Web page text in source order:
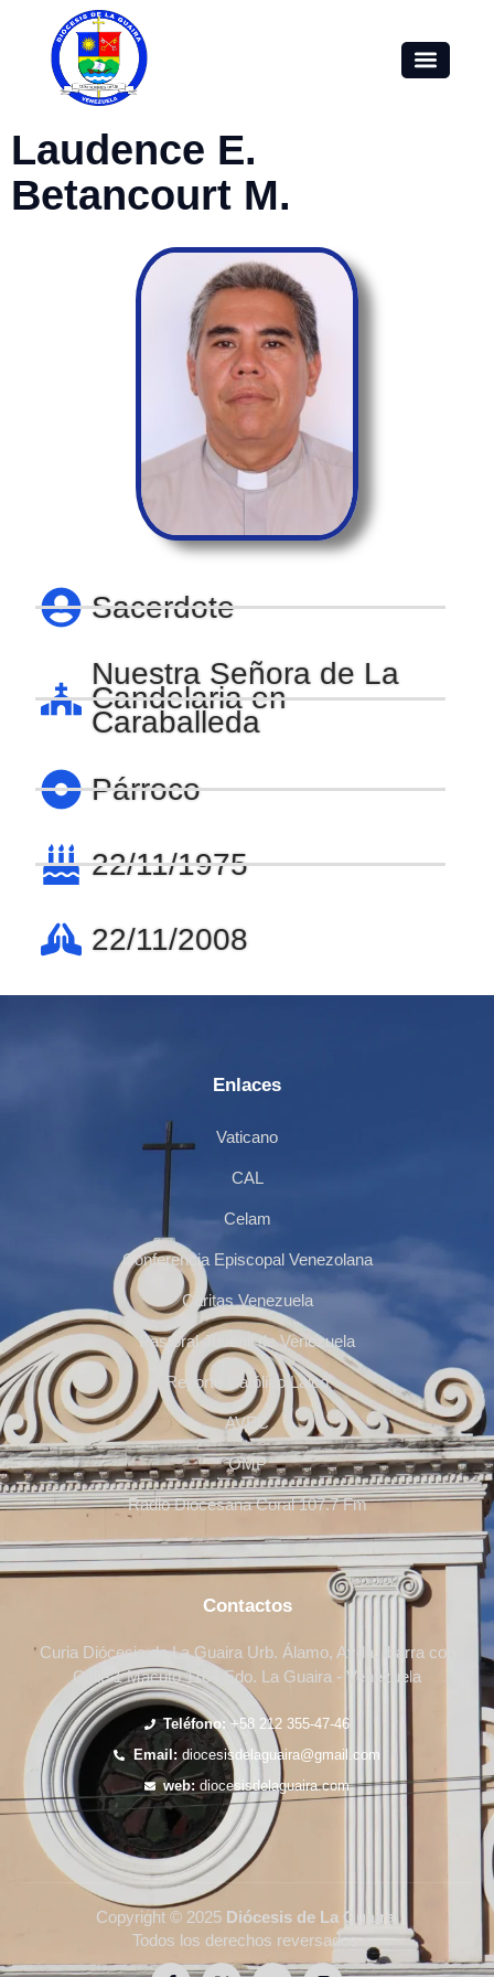
Laudence E.
Betancourt M.
Sacerdote
Nuestra Señora de La
Candelaria en
Caraballeda
Párroco
22/11/1975
22/11/2008
Enlaces
Vaticano
CAL
Celam
Conferencia Episcopal Venezolana
Cáritas Venezuela
Pastoral Juvenil de Venezuela
Reporte Católico Laico
AVEC
OMP
Radio Diocesana Coral 107.7 Fm
Contactos
Curia Diócesis de La Guaira Urb. Álamo, Avda. Ibarra con
Calle 1 Macuto 1164 Edo. La Guaira - Venezuela
Teléfono: +58 212 355-47-46
Email:diocesisdelaguaira@gmail.com
web: diocesisdelaguaira.com
Copyright © 2025 Diócesis de La Guaira
Todos los derechos reversados.